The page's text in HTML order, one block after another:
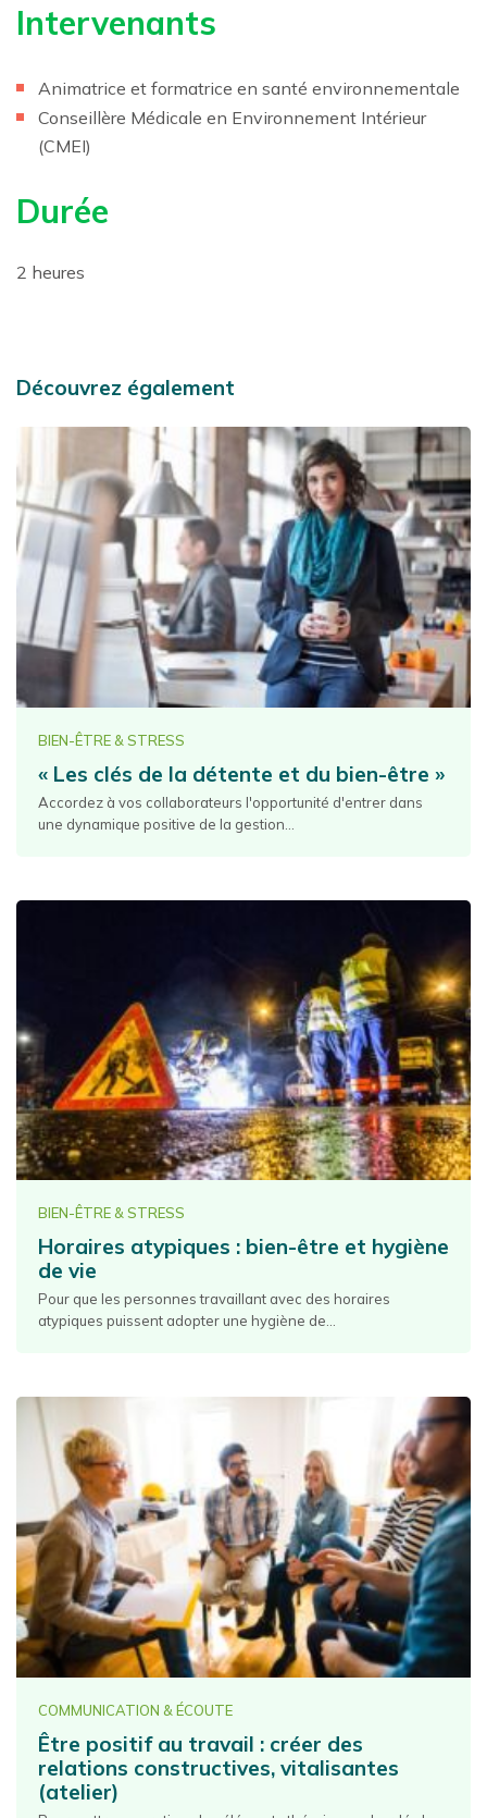
Intervenants
Animatrice et formatrice en santé environnementale
Conseillère Médicale en Environnement Intérieur
(CMEI)
Durée
2 heures
Découvrez également
BIEN-ÊTRE & STRESS
« Les clés de la détente et du bien-être »
Accordez à vos collaborateurs l'opportunité d'entrer dans
une dynamique positive de la gestion...
BIEN-ÊTRE & STRESS
Horaires atypiques : bien-être et hygiène
de vie
Pour que les personnes travaillant avec des horaires
atypiques puissent adopter une hygiène de...
COMMUNICATION & ÉCOUTE
Être positif au travail : créer des
relations constructives, vitalisantes
(atelier)